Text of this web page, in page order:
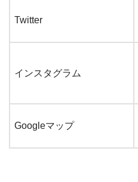
Twitter
インスタグラム
Googleマップ